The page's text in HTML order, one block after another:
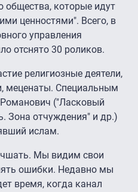
общества, которые идут
ценностями". Всего, в
управления
отснято 30 роликов.
религиозные деятели,
меценаты. Специальным
Романович ("Ласковый
Зона отчуждения" и др.)
ислам.
Мы видим свои
ошибки. Недавно мы
время, когда канал